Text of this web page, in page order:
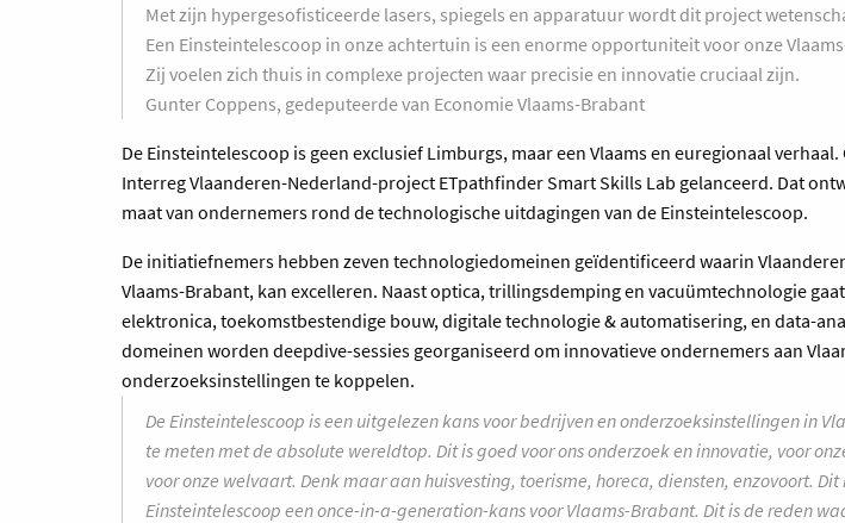
Met zijn hypergesofisticeerde lasers, spiegels en apparatuur wordt dit project
Een Einsteintelescoop in onze achtertuin is een enorme opportuniteit voor onze
Zij voelen zich thuis in complexe projecten waar precisie en innovatie cruciaal zijn.
Gunter Coppens, gedeputeerde van Economie Vlaams-Brabant
De Einsteintelescoop is geen exclusief Limburgs, maar een Vlaams en euregionaal
Interreg Vlaanderen-Nederland-project ETpathfinder Smart Skills Lab gelanceerd. Dat
maat van ondernemers rond de technologische uitdagingen van de Einsteintelescoop.
De initiatiefnemers hebben zeven technologiedomeinen geïdentificeerd waarin
Vlaams-Brabant, kan excelleren. Naast optica, trillingsdemping en vacuümtechnologie
elektronica, toekomstbestendige bouw, digitale technologie & automatisering, en data-
domeinen worden deepdive-sessies georganiseerd om innovatieve ondernemers aan
onderzoeksinstellingen te koppelen.
De Einsteintelescoop is een uitgelezen kans voor bedrijven en onderzoeksinstellingen in
te meten met de absolute wereldtop. Dit is goed voor ons onderzoek en innovatie, voor
voor onze welvaart. Denk maar aan huisvesting, toerisme, horeca, diensten, enzovoort.
Einsteintelescoop een once-in-a-generation-kans voor Vlaams-Brabant. Dit is de reden